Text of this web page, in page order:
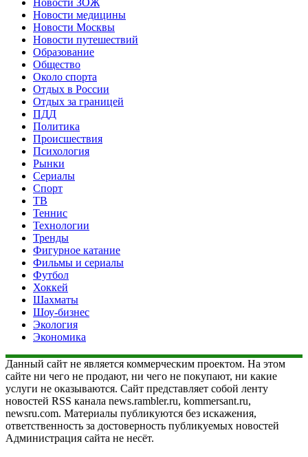
Новости медицины
Новости Москвы
Новости путешествий
Образование
Общество
Около спорта
Отдых в России
Отдых за границей
ПДД
Политика
Происшествия
Психология
Рынки
Сериалы
Спорт
ТВ
Теннис
Технологии
Тренды
Фигурное катание
Фильмы и сериалы
Футбол
Хоккей
Шахматы
Шоу-бизнес
Экология
Экономика
Данный сайт не является коммерческим проектом. На этом
сайте ни чего не продают, ни чего не покупают, ни какие
услуги не оказываются. Сайт представляет собой ленту
новостей RSS канала news.rambler.ru, kommersant.ru,
newsru.com. Материалы публикуются без искажения,
ответственность за достоверность публикуемых новостей
Администрация сайта не несёт.